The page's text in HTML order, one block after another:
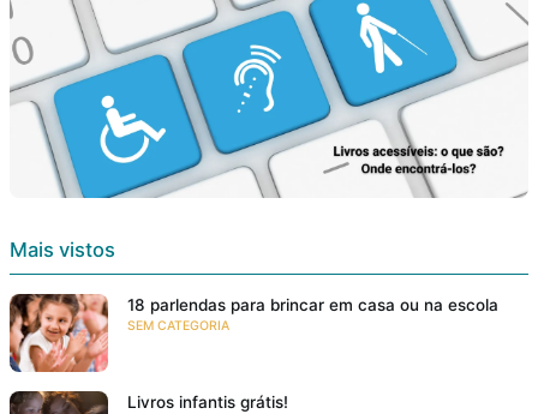
Mais vistos
18 parlendas para brincar em casa ou na escola
SEM CATEGORIA
Livros infantis grátis!